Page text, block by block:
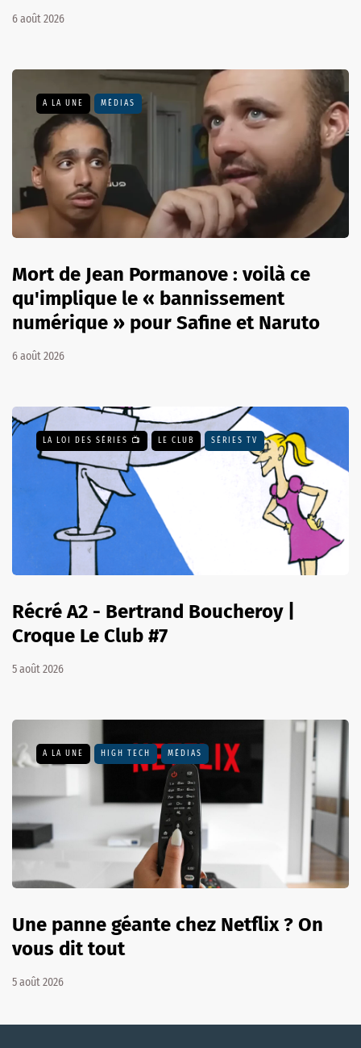
6 août 2026
A LA UNE MÉDIAS
Mort de Jean Pormanove : voilà ce
qu'implique le « bannissement
numérique » pour Safine et Naruto
6 août 2026
LA LOI DES SÉRIES 📺 LE CLUB SÉRIES TV
Récré A2 - Bertrand Boucheroy |
Croque Le Club #7
5 août 2026
A LA UNE HIGH TECH MÉDIAS
Une panne géante chez Netflix ? On
vous dit tout
5 août 2026